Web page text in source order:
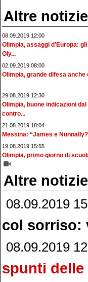
Altre
08.09.2019 12:00
Olimpia, assaggi d'Europa:
Oly...
02.09.2019 08:00
Olimpia, grande difesa
29.08.2019 12:30
Olimpia, buone indicazioni
contro...
21.08.2019 18:04
Messina: “James e
19.08.2019 15:55
Olimpia, primo giorno di
Altre notizie
08.09.2019
col sorriso:
08.09.2019
spunti delle